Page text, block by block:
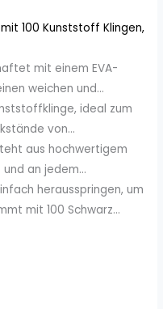
100 Kunststoff Klingen,
mit einem EVA-
weichen und...
ideal zum
von...
aus hochwertigem
an jedem...
herausspringen, um
mit 100 Schwarz...